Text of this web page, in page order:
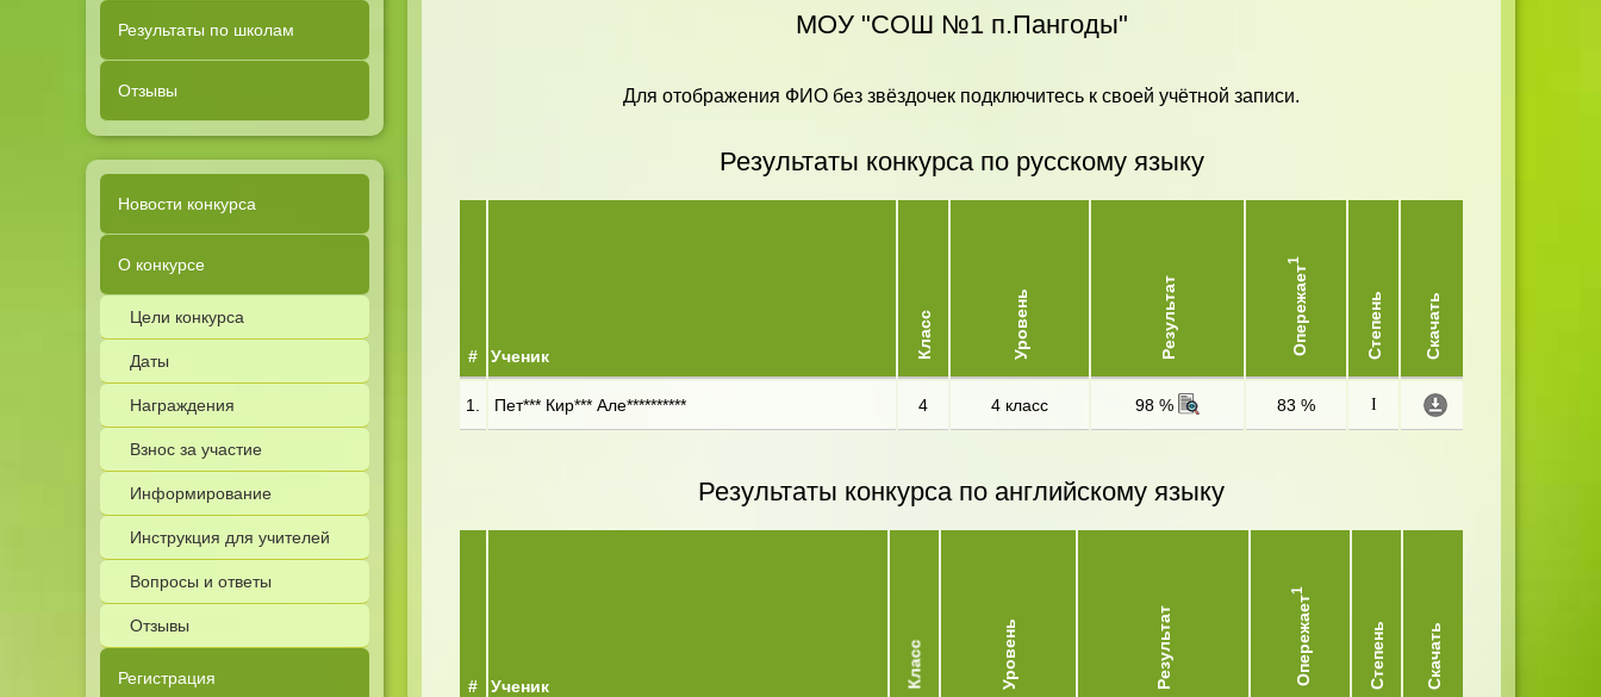
Результаты по школам
Отзывы
Новости конкурса
О конкурсе
Цели конкурса
Даты
Награждения
Взнос за участие
Информирование
Инструкция для учителей
Вопросы и ответы
Отзывы
Регистрация
МОУ "СОШ №1 п.Пангоды"
Для отображения ФИО без звёздочек подключитесь к своей учётной записи.
Результаты конкурса по русскому языку
# Ученик Класс Уровень Результат Опережает
1
Степень Скачать
1. Пет*** Кир*** Але********** 4 4 класс 98 % 83 % I
Результаты конкурса по английскому языку
# Ученик Класс Уровень Результат Опережает
1
Степень Скачать